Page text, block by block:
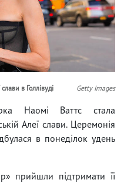
в Голлівуді Getty Images
Наомі Ваттс стала
Алеї слави. Церемонія
в понеділок удень
прийшли підтримати її